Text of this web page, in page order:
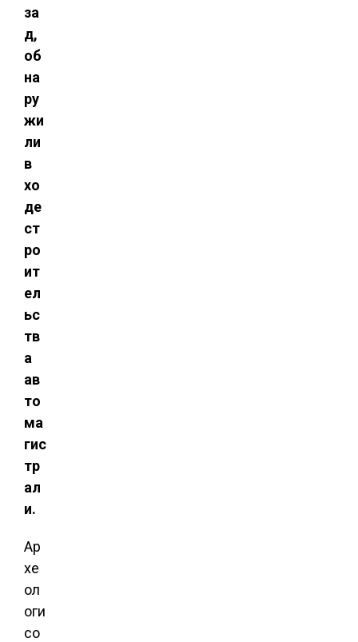
за
д,
об
на
ру
жи
ли
в
хо
де
ст
ро
ит
ел
ьс
тв
а
ав
то
ма
гис
тр
ал
и.
Ар
хе
ол
оги
со